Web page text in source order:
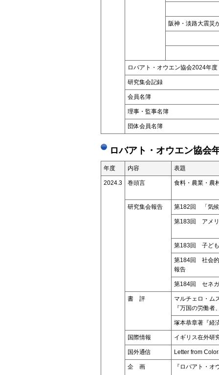
阪神・淡路大震災
ロバアト・オウエン協会2024年
研究集会記録
会員名簿
理事・監事名簿
団体会員名簿
ロバアト・オウエン協
年度 内容 表題
2024.3 巻頭言 食料・農業・農
研究集会報告 第182回 「気候
第183回 アメリ
第183回 子ども
第184回 社会的
報告
第184回 セネガ
書 評
マルチェロ・ム
『万国の労働
塚本恭章著『経
国際情報 イギリス在外研
国外通信 Letter from
企 画 『ロバアト・